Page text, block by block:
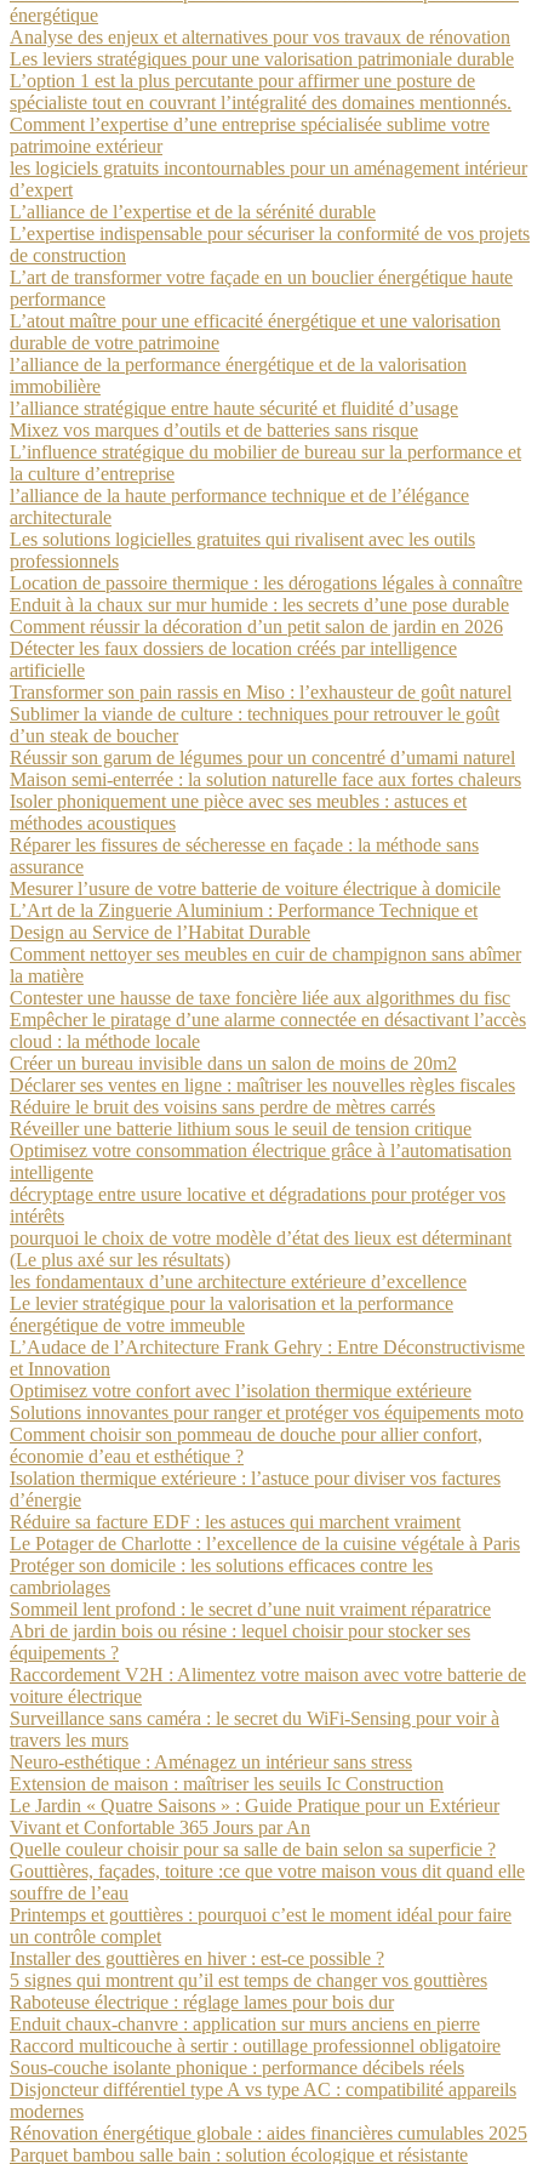
énergétique
Analyse des enjeux et alternatives pour vos travaux de rénovation
Les leviers stratégiques pour une valorisation patrimoniale durable
L’option 1 est la plus percutante pour affirmer une posture de
spécialiste tout en couvrant l’intégralité des domaines mentionnés.
Comment l’expertise d’une entreprise spécialisée sublime votre
patrimoine extérieur
les logiciels gratuits incontournables pour un aménagement intérieur
d’expert
L’alliance de l’expertise et de la sérénité durable
L’expertise indispensable pour sécuriser la conformité de vos projets
de construction
L’art de transformer votre façade en un bouclier énergétique haute
performance
L’atout maître pour une efficacité énergétique et une valorisation
durable de votre patrimoine
l’alliance de la performance énergétique et de la valorisation
immobilière
l’alliance stratégique entre haute sécurité et fluidité d’usage
Mixez vos marques d’outils et de batteries sans risque
L’influence stratégique du mobilier de bureau sur la performance et
la culture d’entreprise
l’alliance de la haute performance technique et de l’élégance
architecturale
Les solutions logicielles gratuites qui rivalisent avec les outils
professionnels
Location de passoire thermique : les dérogations légales à connaître
Enduit à la chaux sur mur humide : les secrets d’une pose durable
Comment réussir la décoration d’un petit salon de jardin en 2026
Détecter les faux dossiers de location créés par intelligence
artificielle
Transformer son pain rassis en Miso : l’exhausteur de goût naturel
Sublimer la viande de culture : techniques pour retrouver le goût
d’un steak de boucher
Réussir son garum de légumes pour un concentré d’umami naturel
Maison semi-enterrée : la solution naturelle face aux fortes chaleurs
Isoler phoniquement une pièce avec ses meubles : astuces et
méthodes acoustiques
Réparer les fissures de sécheresse en façade : la méthode sans
assurance
Mesurer l’usure de votre batterie de voiture électrique à domicile
L’Art de la Zinguerie Aluminium : Performance Technique et
Design au Service de l’Habitat Durable
Comment nettoyer ses meubles en cuir de champignon sans abîmer
la matière
Contester une hausse de taxe foncière liée aux algorithmes du fisc
Empêcher le piratage d’une alarme connectée en désactivant l’accès
cloud : la méthode locale
Créer un bureau invisible dans un salon de moins de 20m2
Déclarer ses ventes en ligne : maîtriser les nouvelles règles fiscales
Réduire le bruit des voisins sans perdre de mètres carrés
Réveiller une batterie lithium sous le seuil de tension critique
Optimisez votre consommation électrique grâce à l’automatisation
intelligente
décryptage entre usure locative et dégradations pour protéger vos
intérêts
pourquoi le choix de votre modèle d’état des lieux est déterminant
(Le plus axé sur les résultats)
les fondamentaux d’une architecture extérieure d’excellence
Le levier stratégique pour la valorisation et la performance
énergétique de votre immeuble
L’Audace de l’Architecture Frank Gehry : Entre Déconstructivisme
et Innovation
Optimisez votre confort avec l’isolation thermique extérieure
Solutions innovantes pour ranger et protéger vos équipements moto
Comment choisir son pommeau de douche pour allier confort,
économie d’eau et esthétique ?
Isolation thermique extérieure : l’astuce pour diviser vos factures
d’énergie
Réduire sa facture EDF : les astuces qui marchent vraiment
Le Potager de Charlotte : l’excellence de la cuisine végétale à Paris
Protéger son domicile : les solutions efficaces contre les
cambriolages
Sommeil lent profond : le secret d’une nuit vraiment réparatrice
Abri de jardin bois ou résine : lequel choisir pour stocker ses
équipements ?
Raccordement V2H : Alimentez votre maison avec votre batterie de
voiture électrique
Surveillance sans caméra : le secret du WiFi-Sensing pour voir à
travers les murs
Neuro-esthétique : Aménagez un intérieur sans stress
Extension de maison : maîtriser les seuils Ic Construction
Le Jardin « Quatre Saisons » : Guide Pratique pour un Extérieur
Vivant et Confortable 365 Jours par An
Quelle couleur choisir pour sa salle de bain selon sa superficie ?
Gouttières, façades, toiture :ce que votre maison vous dit quand elle
souffre de l’eau
Printemps et gouttières : pourquoi c’est le moment idéal pour faire
un contrôle complet
Installer des gouttières en hiver : est-ce possible ?
5 signes qui montrent qu’il est temps de changer vos gouttières
Raboteuse électrique : réglage lames pour bois dur
Enduit chaux-chanvre : application sur murs anciens en pierre
Raccord multicouche à sertir : outillage professionnel obligatoire
Sous-couche isolante phonique : performance décibels réels
Disjoncteur différentiel type A vs type AC : compatibilité appareils
modernes
Rénovation énergétique globale : aides financières cumulables 2025
Parquet bambou salle bain : solution écologique et résistante